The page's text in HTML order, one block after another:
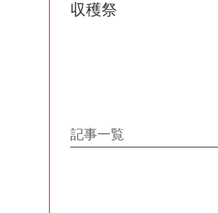
収穫祭
記事一覧